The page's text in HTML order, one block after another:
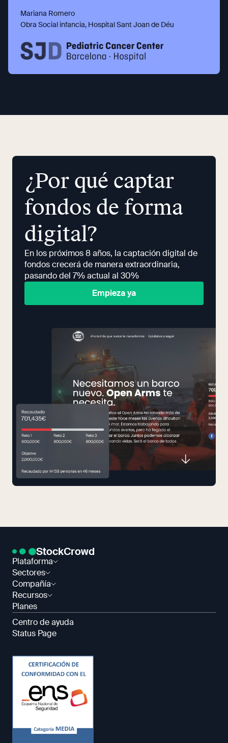
Mariana Romero
Obra Social infancia, Hospital Sant Joan de Déu
¿Por qué captar
fondos de forma
digital?
En los próximos 8 años, la captación digital de
fondos crecerá de manera extraordinaria,
pasando del 7% actual al 30%
Empieza ya
StockCrowd
Plataforma
Sectores
Compañía
Recursos
Planes
Centro de ayuda
Status Page